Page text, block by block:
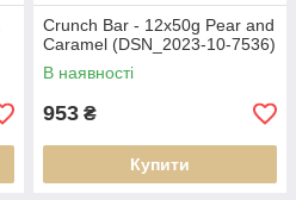
Crunch Bar - 12x50g Pear and
Caramel (DSN_2023-10-7536)
В наявності
953 ₴
Купити